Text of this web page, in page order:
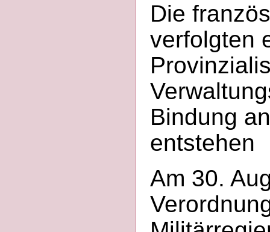
Die
verfolgten
Bindung
entstehen
Am 30.